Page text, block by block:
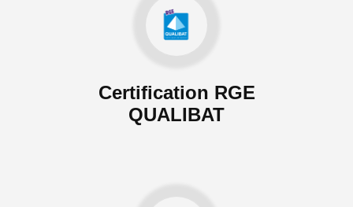
Certification RGE
QUALIBAT